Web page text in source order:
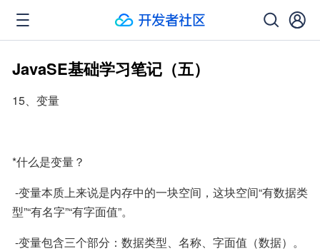
JavaSE基础学习笔记（五）
15、变量
*什么是变量？
型”“有名字”“有字面值”。
-变量包含三个部分：数据类型、名称、字面值（数据）。